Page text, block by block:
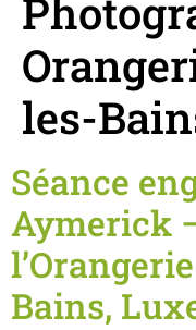
les-
Séance
Aymerick
Bains,